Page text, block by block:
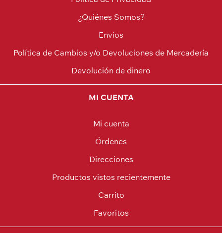
¿Quiénes Somos?
Envíos
Política de Cambios y/o Devoluciones de Mercadería
Devolución de dinero
MI CUENTA
Mi cuenta
Órdenes
Direcciones
Productos vistos recientemente
Carrito
Favoritos